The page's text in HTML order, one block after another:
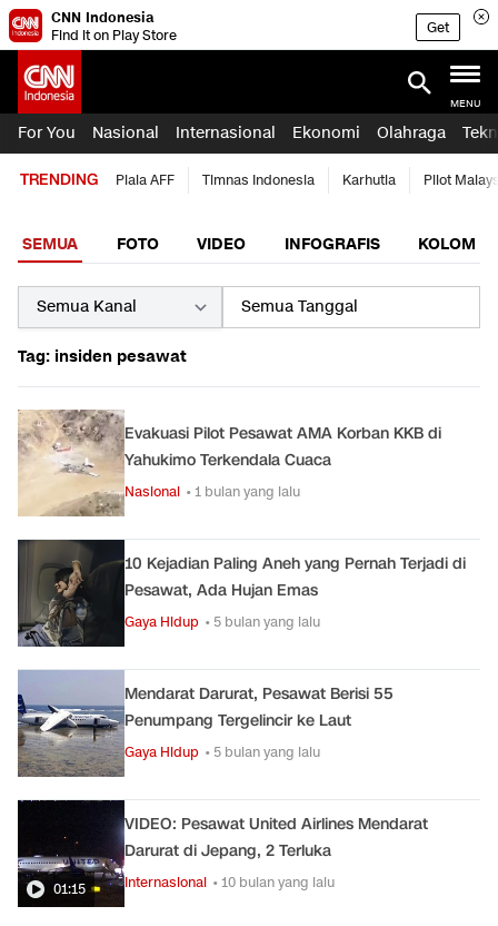
CNN Indonesia
Find it on Play Store
Get
MENU
For You Nasional Internasional Ekonomi Olahraga
TRENDING Piala AFF Timnas Indonesia Karhutla Pilot
SEMUA FOTO VIDEO INFOGRAFIS KOLOM
Tag: insiden pesawat
Evakuasi Pilot Pesawat AMA Korban KKB di
Yahukimo Terkendala Cuaca
Nasional • 1 bulan yang lalu
10 Kejadian Paling Aneh yang Pernah Terjadi di
Pesawat, Ada Hujan Emas
Gaya Hidup • 5 bulan yang lalu
Mendarat Darurat, Pesawat Berisi 55
Penumpang Tergelincir ke Laut
Gaya Hidup • 5 bulan yang lalu
01:15
VIDEO: Pesawat United Airlines Mendarat
Darurat di Jepang, 2 Terluka
Internasional • 10 bulan yang lalu